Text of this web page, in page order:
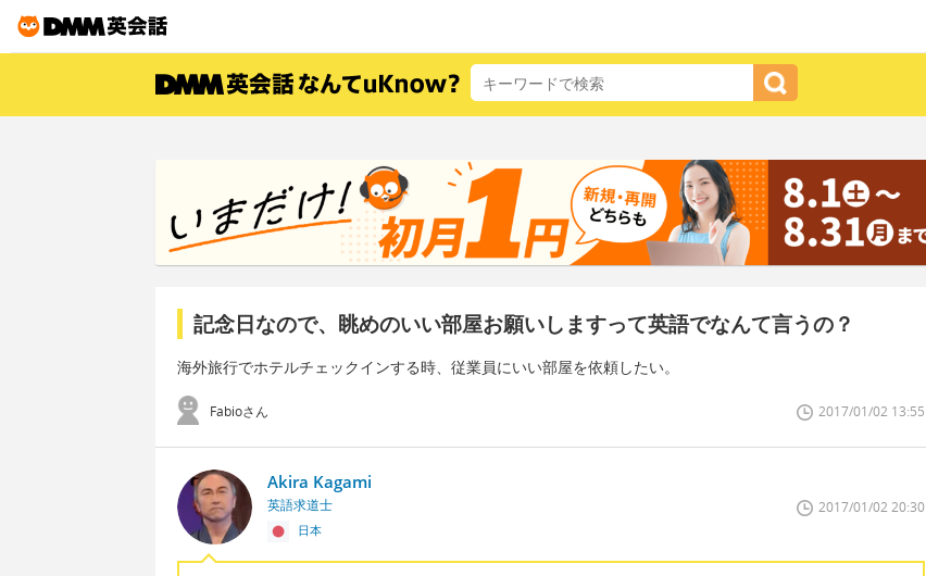
記念日なので、眺めのいい部屋お願いしますって英語でなんて言うの？
海外旅行でホテルチェックインする時、従業員にいい部屋を依頼したい。
Fabioさん 2017/01/02 13:55
Akira Kagami
英語求道士
日本
2017/01/02 20:30